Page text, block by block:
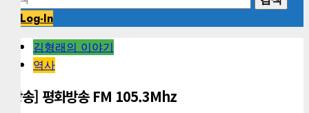
Log-In
김형래의 이야기
역사
[방송] 평화방송 FM 105.3Mhz